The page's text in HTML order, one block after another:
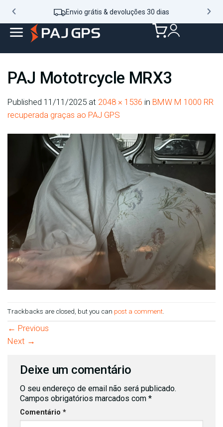
Envio grátis & devoluções 30 dias
PAJ Mototrcycle MRX3
Published 11/11/2025 at 2048 × 1536 in BMW M 1000 RR
recuperada graças ao PAJ GPS
Trackbacks are closed, but you can post a comment
← Previous
Next →
Deixe um comentário
O seu endereço de email não será publicado.
Campos obrigatórios marcados com *
Comentário *